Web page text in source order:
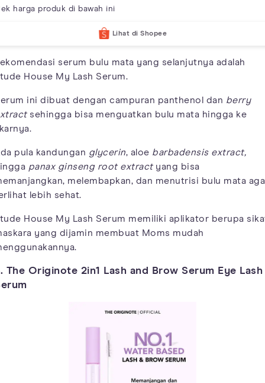
harga produk di bawah ini
Lihat di Shopee
serum bulu mata yang selanjutnya adalah
House My Lash Serum.
ini dibuat dengan campuran panthenol dan berry
sehingga bisa menguatkan bulu mata hingga ke
pula kandungan glycerin, aloe barbadensis extract,
panax ginseng root extractyang bisa
melembapkan, dan menutrisi bulu mata
lebih sehat.
House My Lash Serum memiliki aplikator berupa
yang dijamin membuat Moms mudah
The Originote 2in1 Lash and Brow Serum Eye Lash